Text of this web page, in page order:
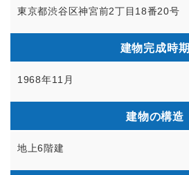
東京都渋谷区神宮前2丁目18番20号
建物完成時期
1968年11月
建物の構造
地上6階建